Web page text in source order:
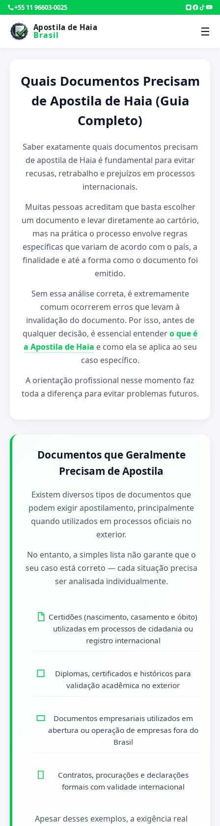
+55 11 96603-0025
Apostila de Haia
Brasil ☰
Quais Documentos Precisam
de Apostila de Haia (Guia
Completo)
Saber exatamente quais documentos precisam
de apostila de Haia é fundamental para evitar
recusas, retrabalho e prejuízos em processos
internacionais.
Muitas pessoas acreditam que basta escolher
um documento e levar diretamente ao cartório,
mas na prática o processo envolve regras
específicas que variam de acordo com o país, a
finalidade e até a forma como o documento foi
emitido.
Sem essa análise correta, é extremamente
comum ocorrerem erros que levam à
invalidação do documento. Por isso, antes de
qualquer decisão, é essencial entendero que é
a Apostila de Haia e como ela se aplica ao seu
caso específico.
A orientação profissional nesse momento faz
toda a diferença para evitar problemas futuros.
Documentos que Geralmente
Precisam de Apostila
Existem diversos tipos de documentos que
podem exigir apostilamento, principalmente
quando utilizados em processos oficiais no
exterior.
No entanto, a simples lista não garante que o
seu caso está correto — cada situação precisa
ser analisada individualmente.
Certidões (nascimento, casamento e óbito)
utilizadas em processos de cidadania ou
registro internacional
Diplomas, certificados e históricos para
validação acadêmica no exterior
Documentos empresariais utilizados em
abertura ou operação de empresas fora do
Brasil
Contratos, procurações e declarações
formais com validade internacional
Apesar desses exemplos, a exigência real